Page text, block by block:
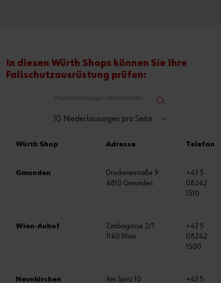
In diesen Würth Shops können Sie Ihre
Fallschutzausrüstung prüfen:
10 Niederlassungen pro Seite
Gmunden
Druckereistraße 9
4810 Gmunden
+43 5
08242
1510
Wien-Auhof
Zimbagasse 2/1
1140 Wien
+43 5
08242
1500
Neunkirchen
Am Spitz 10
+43 5
Würth Shop Adresse Telefon